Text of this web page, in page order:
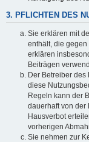
3. PFLICHTEN DES
Sie erklären mit
enthält, die
erklären
Beiträgen
Der Betreiber des
diese
Regeln kann der
dauerhaft von der
Hausverbot
vorherigen
Sie nehmen zur